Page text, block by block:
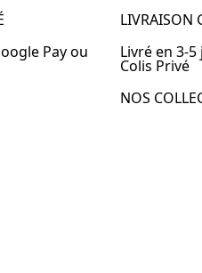
Pay ou
LIVRAISON
Livré en 3-
Colis Privé
NOS